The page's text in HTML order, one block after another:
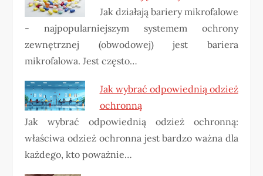
Jak działają bariery mikrofalowe
- najpopularniejszym systemem ochrony
zewnętrznej (obwodowej) jest bariera
mikrofalowa. Jest często…
Jak wybrać odpowiednią odzież
ochronną
Jak wybrać odpowiednią odzież ochronną:
właściwa odzież ochronna jest bardzo ważna dla
każdego, kto poważnie…